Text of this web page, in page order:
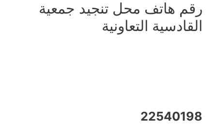
رقم هاتف محل تنجيد جمعية
القادسية التعاونية
22540198